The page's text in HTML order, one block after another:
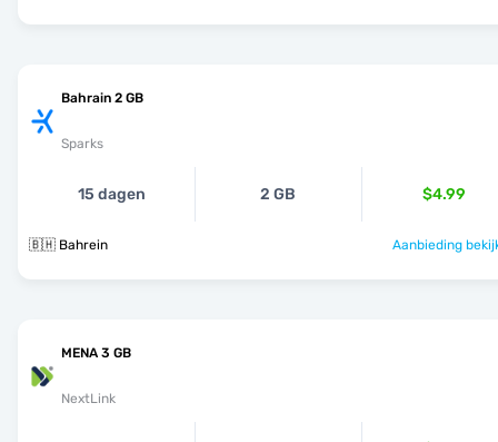
Bahrain 2 GB
Sparks
15 dagen 2 GB $4.99
🇧🇭 Bahrein Aanbieding
MENA 3 GB
NextLink